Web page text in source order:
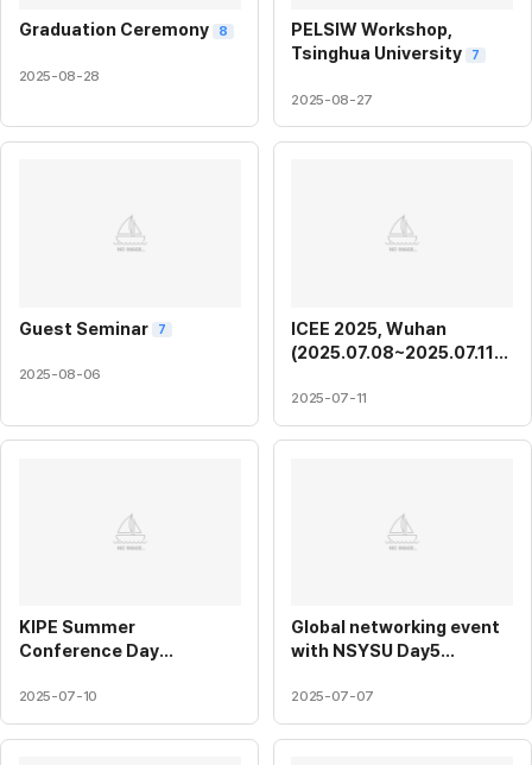
Graduation Ceremony 8
2025-08-28
PELSIW Workshop,
Tsinghua University
7
2025-08-27
Guest Seminar 7
2025-08-06
ICEE 2025, Wuhan
(2025.07.08~2025.07.11)
2025-07-11
KIPE Summer
Conference Day
2025-07-10
Global networking event
with NSYSU Day5
2025-07-07